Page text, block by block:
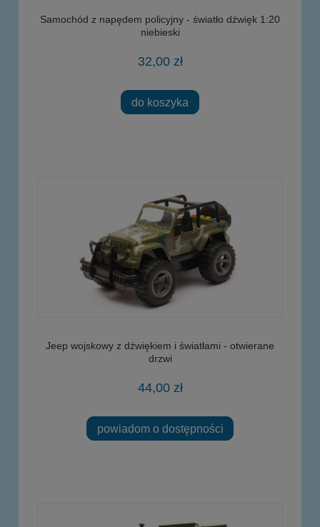
Samochód z napędem policyjny - światło dźwięk 1:20
niebieski
32,00 zł
do koszyka
Jeep wojskowy z dźwiękiem i światłami - otwierane
drzwi
44,00 zł
powiadom o dostępności